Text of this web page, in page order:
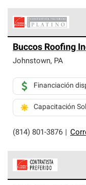
Corning constituyen
exclusiva y
Solo ellos pueden
sistemas de techos.
Buccos Roofing
Johnstown, PA
(814) 801-3876
Financiación
Capacitación